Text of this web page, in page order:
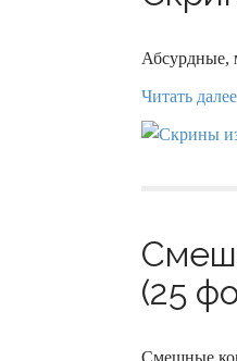
Абсурдные,
Читать
(25
Смешные